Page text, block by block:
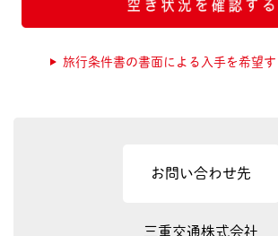
旅行条件書の書面による入手を希望
お問い合わせ先
三重交通株式会社